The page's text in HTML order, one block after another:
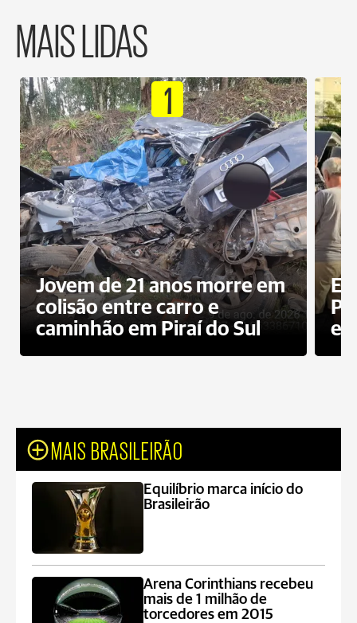
MAIS LIDAS
1
Jovem de 21 anos morre em
colisão entre carro e
caminhão em Piraí do Sul
MAIS BRASILEIRÃO
Equilíbrio marca início do
Brasileirão
Arena Corinthians recebeu
mais de 1 milhão de
torcedores em 2015